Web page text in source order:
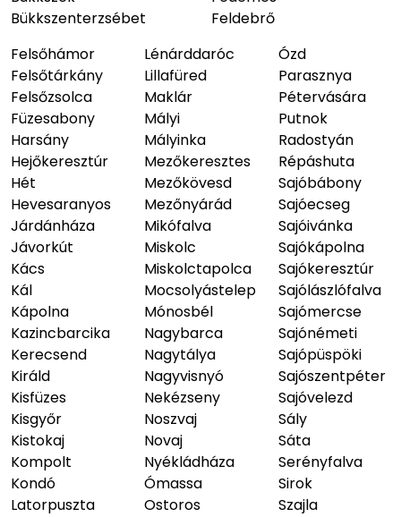
Bükkszenterzsébet
Feldebrő
Felsőhámor
Felsőtárkány
Felsőzsolca
Füzesabony
Harsány
Hejőkeresztúr
Hét
Hevesaranyos
Járdánháza
Jávorkút
Kács
Kál
Kápolna
Kazincbarcika
Kerecsend
Királd
Kisfüzes
Kisgyőr
Kistokaj
Kompolt
Kondó
Latorpuszta
Lénárddaróc
Lillafüred
Maklár
Mályi
Mályinka
Mezőkeresztes
Mezőkövesd
Mezőnyárád
Mikófalva
Miskolc
Miskolctapolca
Mocsolyástelep
Mónosbél
Nagybarca
Nagytálya
Nagyvisnyó
Nekézseny
Noszvaj
Novaj
Nyékládháza
Ómassa
Ostoros
Ózd
Parasznya
Pétervására
Putnok
Radostyán
Répáshuta
Sajóbábony
Sajóecseg
Sajóivánka
Sajókápolna
Sajókeresztúr
Sajólászlófalva
Sajómercse
Sajónémeti
Sajópüspöki
Sajószentpéter
Sajóvelezd
Sály
Sáta
Serényfalva
Sirok
Szajla